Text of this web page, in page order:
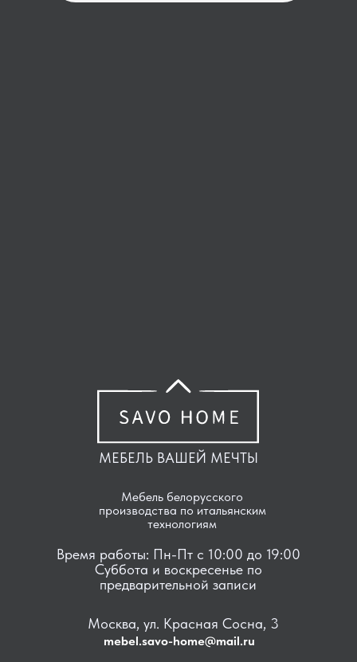
Время работы: Пн-Пт с 10:00 до 19:00
Суббота и воскресенье по
предварительной записи
Москва, ул. Красная Сосна, 3
Мебель белорусского
производства по итальянским
технологиям
МЕБЕЛЬ ВАШЕЙ МЕЧТЫ
mebel.savo-home@mail.ru